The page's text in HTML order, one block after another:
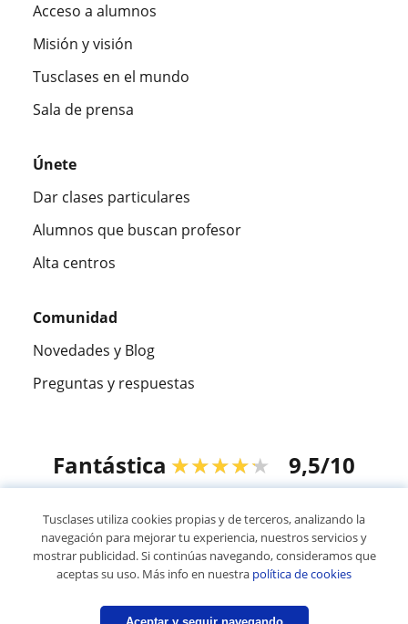
Acceso a alumnos
Misión y visión
Tusclases en el mundo
Sala de prensa
Únete
Dar clases particulares
Alumnos que buscan profesor
Alta centros
Comunidad
Novedades y Blog
Preguntas y respuestas
Fantástica ★★★★★ 9,5/10
© 2007 - 2026 Tusclases.pe
Mapa web:Profesores particulares
Tusclases utiliza cookies propias y de terceros, analizando la
navegación para mejorar tu experiencia, nuestros servicios y
mostrar publicidad. Si continúas navegando, consideramos que
aceptas su uso. Más info en nuestra política de cookies